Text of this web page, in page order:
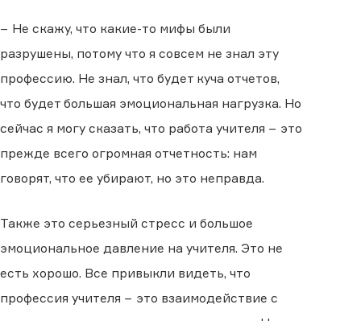
− Не скажу, что какие-то мифы были
разрушены, потому что я совсем не знал эту
профессию. Не знал, что будет куча отчетов,
что будет большая эмоциональная нагрузка. Но
сейчас я могу сказать, что работа учителя − это
прежде всего огромная отчетность: нам
говорят, что ее убирают, но это неправда.
Также это серьезный стресс и большое
эмоциональное давление на учителя. Это не
есть хорошо. Все привыкли видеть, что
профессия учителя − это взаимодействие с